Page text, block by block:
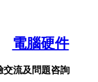
電腦硬件
交流及問題咨詢